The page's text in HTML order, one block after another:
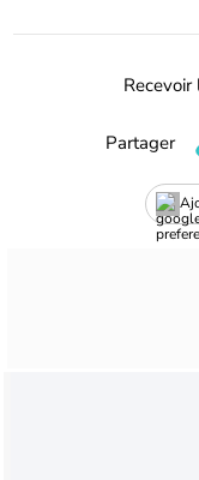
Partager